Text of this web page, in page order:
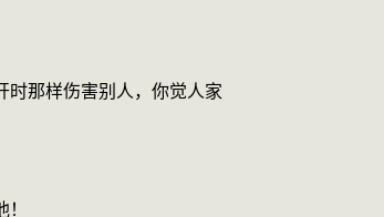
那样伤害别人，你觉人家